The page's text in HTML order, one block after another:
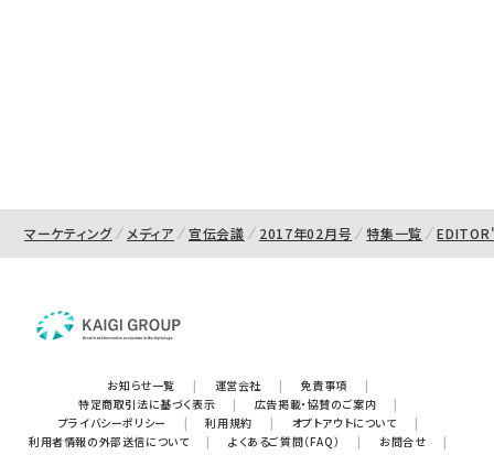
マーケティング メディア 宣伝会議 2017年02月号 特集一覧
お知らせ一覧 | 運営会社 | 免責事項
|
特定商取引法に基づく表示
| 広告掲載・協賛のご案内
|
プライバシーポリシー
| 利用規約 | オプトアウトについて
|
利用者情報の外部送信について
| よくあるご質問（FAQ） | お問合せ
|